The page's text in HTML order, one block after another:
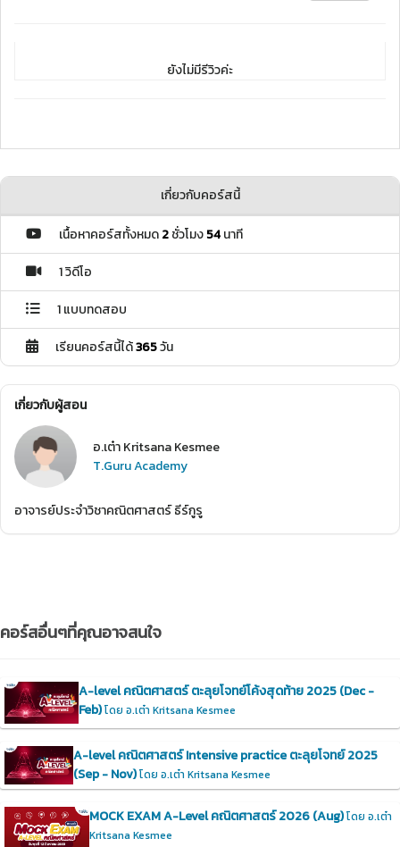
ยังไม่มีรีวิวค่ะ
เกี่ยวกับคอร์สนี้
เนื้อหาคอร์สทั้งหมด2ชั่วโมง54นาที
1 วิดีโอ
1 แบบทดสอบ
เรียนคอร์สนี้ได้365วัน
เกี่ยวกับผู้สอน
อ.เต๋า Kritsana Kesmee
T.Guru Academy
อาจารย์ประจำวิชาคณิตศาสตร์ ธีร์กูรู
คอร์สอื่นๆที่คุณอาจสนใจ
A-level คณิตศาสตร์ ตะลุยโจทย์โค้งสุดท้าย 2025 (Dec -
Feb)โดย อ.เต๋า Kritsana Kesmee
A-level คณิตศาสตร์ Intensive practice ตะลุยโจทย์ 2025
(Sep - Nov)โดย อ.เต๋า Kritsana Kesmee
MOCK EXAM A-Level คณิตศาสตร์ 2026 (Aug)โดย อ.เต๋า
Kritsana Kesmee